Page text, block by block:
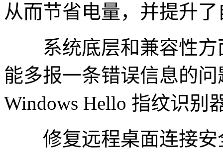
从而节省电量，并提升
系统底层和兼容性方
能多报一条错误信息的
Windows Hello 指纹识别
修复远程桌面连接安